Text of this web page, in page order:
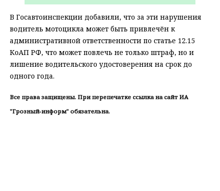
В Госавтоинспекции добавили, что за эти нарушения
водитель мотоцикла может быть привлечён к
административной ответственности по статье 12.15
КоАП РФ, что может повлечь не только штраф, но и
лишение водительского удостоверения на срок до
одного года.
Все права защищены. При перепечатке ссылка на сайт ИА
"Грозный-информ" обязательна.